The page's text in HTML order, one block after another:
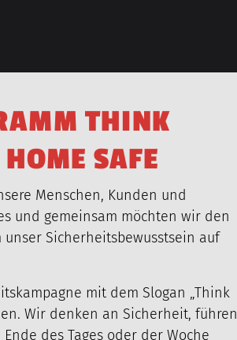
AMM THINK
HOME SAFE
Menschen, Kunden und
und gemeinsam möchten wir den
Sicherheitsbewusstsein auf
mit dem Slogan „Think
Wir denken an Sicherheit, führen
des Tages oder der Woche